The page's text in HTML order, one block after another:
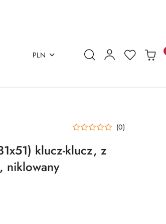
PLN
(0)
klucz-klucz, z
niklowany